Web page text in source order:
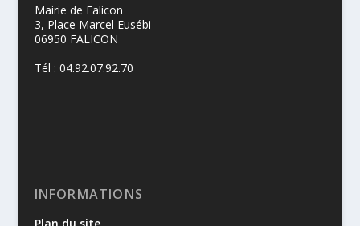
Mairie de Falicon
3, Place Marcel Eusébi
06950 FALICON
Tél : 04.92.07.92.70
INFORMATIONS